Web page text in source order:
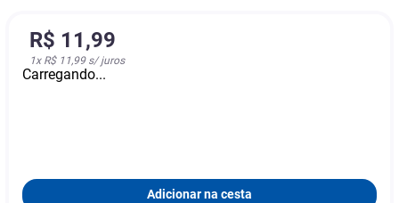
R$ 11,99
1x R$ 11,99s/ juros
Carregando...
Adicionar na cesta